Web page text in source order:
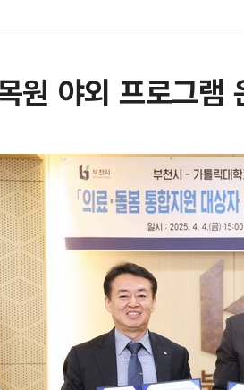
원 야외 프로그램